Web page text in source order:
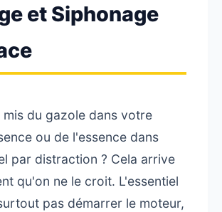
et Siphonage
mis du gazole dans votre
ou de l'essence dans
par distraction ? Cela arrive
qu'on ne le croit. L'essentiel
pas démarrer le moteur,